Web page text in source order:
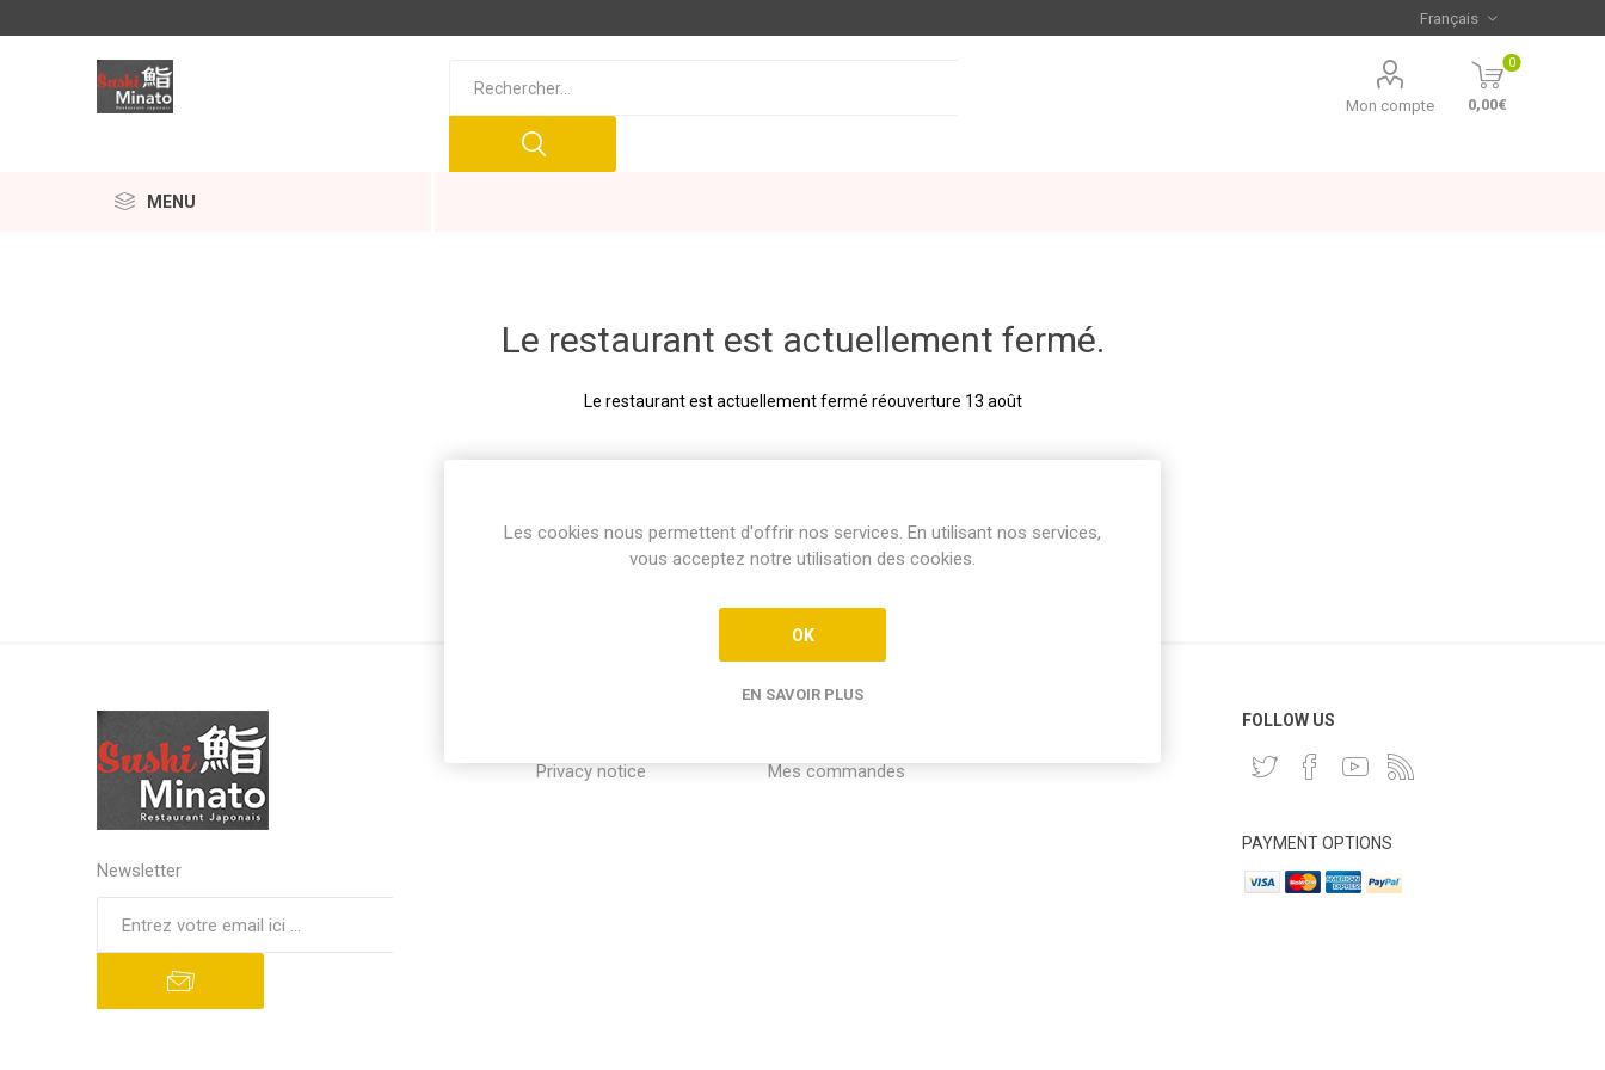
Mon compte
0
0,00€
MENU
Le restaurant est actuellement fermé.
Le restaurant est actuellement fermé réouverture 13 août
Newsletter
Privacy notice Mes commandes
FOLLOW US
PAYMENT OPTIONS
Les cookies nous permettent d'offrir nos services. En utilisant nos services,
vous acceptez notre utilisation des cookies.
OK
EN SAVOIR PLUS